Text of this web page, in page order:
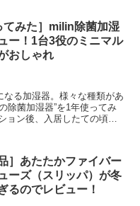
てみた］milin除菌加湿
ー！1台3役のミニマル
おしゃれ
る加湿器。様々な種類があ
除菌加湿器”を1年使ってみ
ョン後、入居したての頃に
］あたたかファイバー
ーズ（スリッパ）が冬
るのでレビュー！